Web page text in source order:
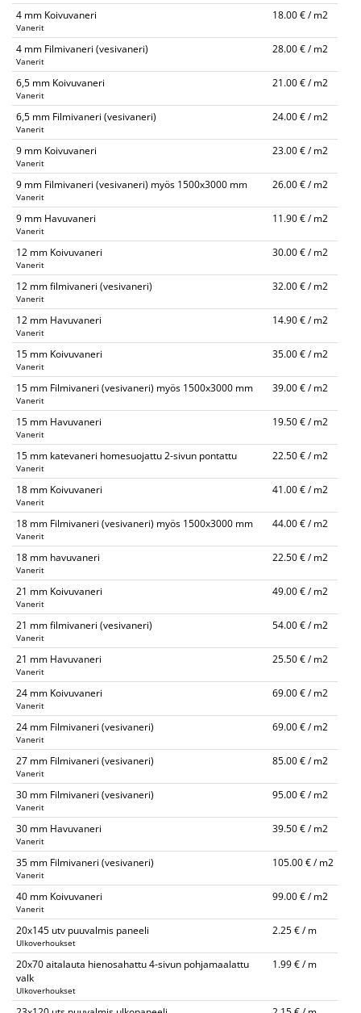
4 mm Koivuvaneri
Vanerit
18.00 € / m2
4 mm Filmivaneri (vesivaneri)
Vanerit
28.00 € / m2
6,5 mm Koivuvaneri
Vanerit
21.00 € / m2
6,5 mm Filmivaneri (vesivaneri)
Vanerit
24.00 € / m2
9 mm Koivuvaneri
Vanerit
23.00 € / m2
9 mm Filmivaneri (vesivaneri) myös 1500x3000 mm
Vanerit
26.00 € / m2
9 mm Havuvaneri
Vanerit
11.90 € / m2
12 mm Koivuvaneri
Vanerit
30.00 € / m2
12 mm filmivaneri (vesivaneri)
Vanerit
32.00 € / m2
12 mm Havuvaneri
Vanerit
14.90 € / m2
15 mm Koivuvaneri
Vanerit
35.00 € / m2
15 mm Filmivaneri (vesivaneri) myös 1500x3000 mm
Vanerit
39.00 € / m2
15 mm Havuvaneri
Vanerit
19.50 € / m2
15 mm katevaneri homesuojattu 2-sivun pontattu
Vanerit
22.50 € / m2
18 mm Koivuvaneri
Vanerit
41.00 € / m2
18 mm Filmivaneri (vesivaneri) myös 1500x3000 mm
Vanerit
44.00 € / m2
18 mm havuvaneri
Vanerit
22.50 € / m2
21 mm Koivuvaneri
Vanerit
49.00 € / m2
21 mm filmivaneri (vesivaneri)
Vanerit
54.00 € / m2
21 mm Havuvaneri
Vanerit
25.50 € / m2
24 mm Koivuvaneri
Vanerit
69.00 € / m2
24 mm Filmivaneri (vesivaneri)
Vanerit
69.00 € / m2
27 mm Filmivaneri (vesivaneri)
Vanerit
85.00 € / m2
30 mm Filmivaneri (vesivaneri)
Vanerit
95.00 € / m2
30 mm Havuvaneri
Vanerit
39.50 € / m2
35 mm Filmivaneri (vesivaneri)
Vanerit
105.00 € / m2
40 mm Koivuvaneri
Vanerit
99.00 € / m2
20x145 utv puuvalmis paneeli
Ulkoverhoukset
2.25 € / m
20x70 aitalauta hienosahattu 4-sivun pohjamaalattu
valk
Ulkoverhoukset
1.99 € / m